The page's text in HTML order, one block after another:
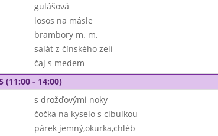
gulášová
losos na másle
brambory m. m.
salát z čínského zelí
čaj s medem
(11:00 - 14:00)
s drožďovými noky
čočka na kyselo s cibulkou
párek jemný,okurka,chléb